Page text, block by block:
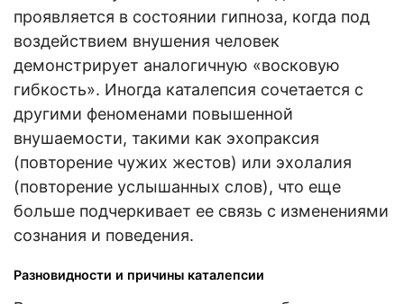
проявляется в состоянии гипноза, когда под
воздействием внушения человек
демонстрирует аналогичную «восковую
гибкость». Иногда каталепсия сочетается с
другими феноменами повышенной
внушаемости, такими как эхопраксия
(повторение чужих жестов) или эхолалия
(повторение услышанных слов), что еще
больше подчеркивает ее связь с изменениями
сознания и поведения.
Разновидности и причины каталепсии